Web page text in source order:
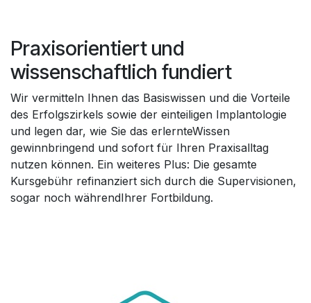
Praxisorientiert und
wissenschaftlich fundiert
Wir vermitteln Ihnen das Basiswissen und die Vorteile
des Erfolgszirkels sowie der einteiligen Implantologie
und legen dar, wie Sie das erlernteWissen
gewinnbringend und sofort für Ihren Praxisalltag
nutzen können. Ein weiteres Plus: Die gesamte
Kursgebühr refinanziert sich durch die Supervisionen,
sogar noch währendIhrer Fortbildung.